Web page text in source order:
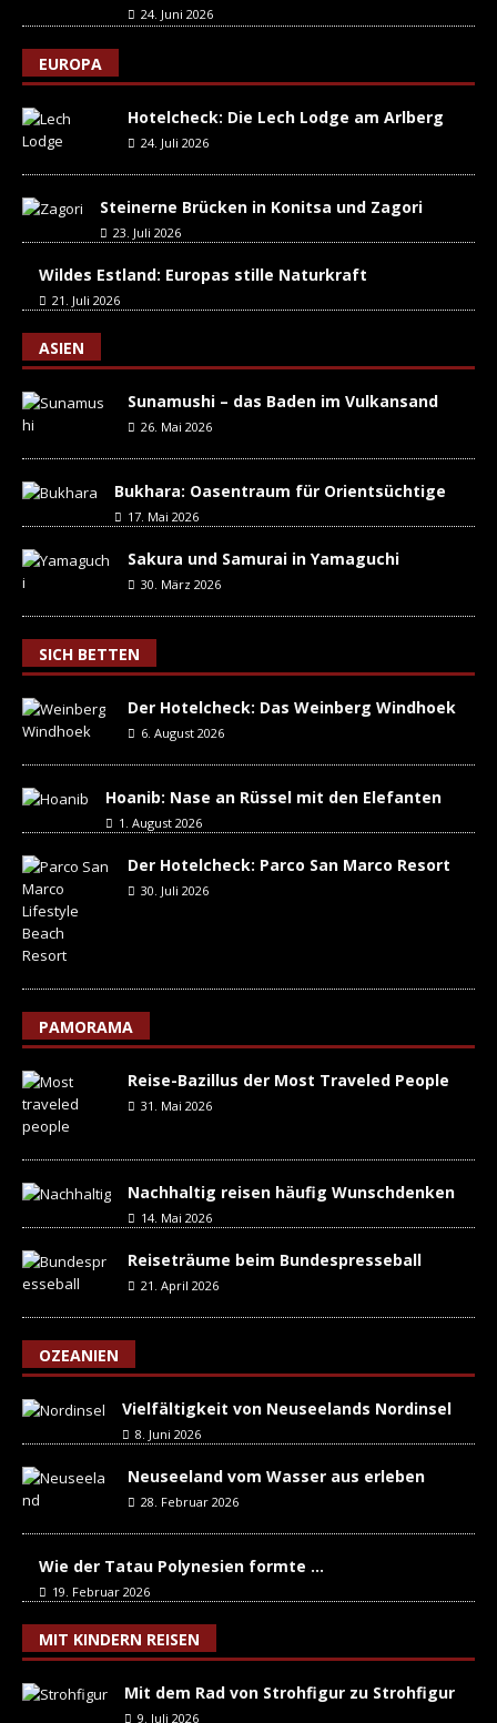
24. Juni 2026
EUROPA
Hotelcheck: Die Lech Lodge am Arlberg
24. Juli 2026
Steinerne Brücken in Konitsa und Zagori
23. Juli 2026
Wildes Estland: Europas stille Naturkraft
21. Juli 2026
ASIEN
Sunamushi – das Baden im Vulkansand
26. Mai 2026
Bukhara: Oasentraum für Orientsüchtige
17. Mai 2026
Sakura und Samurai in Yamaguchi
30. März 2026
SICH BETTEN
Der Hotelcheck: Das Weinberg Windhoek
6. August 2026
Hoanib: Nase an Rüssel mit den Elefanten
1. August 2026
Der Hotelcheck: Parco San Marco Resort
30. Juli 2026
PAMORAMA
Reise-Bazillus der Most Traveled People
31. Mai 2026
Nachhaltig reisen häufig Wunschdenken
14. Mai 2026
Reiseträume beim Bundespresseball
21. April 2026
OZEANIEN
Vielfältigkeit von Neuseelands Nordinsel
8. Juni 2026
Neuseeland vom Wasser aus erleben
28. Februar 2026
Wie der Tatau Polynesien formte …
19. Februar 2026
MIT KINDERN REISEN
Mit dem Rad von Strohfigur zu Strohfigur
9. Juli 2026